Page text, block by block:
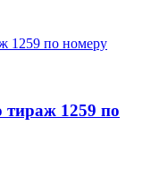
тираж 1259 по